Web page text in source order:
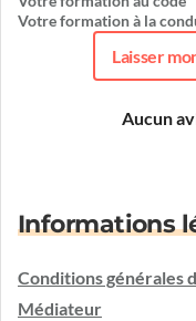
Votre formation à la
Laisser
Aucun
Informations
Conditions générales
Médiateur